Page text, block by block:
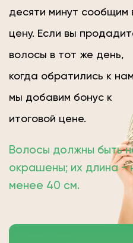
десяти минут сообщим
цену. Если вы
волосы в тот же день,
когда обратились к
мы добавим бонус к
итоговой цене.
Волосы должны быть
окрашены; их длина −
менее 40 см.